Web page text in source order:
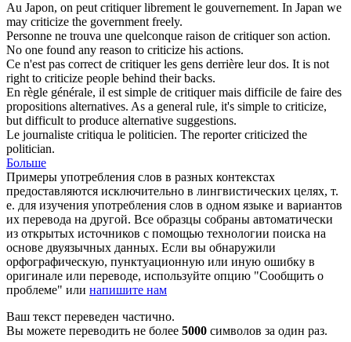
Au Japon, on peutcritiquerlibrement le gouvernement. In Japan we
may criticize the government freely.
Personne ne trouva une quelconque raison de critiquerson action.
No one found any reason to criticize his actions.
Ce n'est pas correct de critiquerles gens derrière leur dos. It is not
right to criticize people behind their backs.
En règle générale, il est simple de critiquermais difficile de faire des
propositions alternatives. As a general rule, it's simple to criticize,
but difficult to produce alternative suggestions.
Le journaliste critiqua le politicien. The reportercriticized the
politician.
Больше
Примеры употребления слов в разных контекстах
предоставляются исключительно в лингвистических целях, т.
е. для изучения употребления слов в одном языке и вариантов
их перевода на другой. Все образцы собраны автоматически
из открытых источников с помощью технологии поиска на
основе двуязычных данных. Если вы обнаружили
орфографическую, пунктуационную или иную ошибку в
оригинале или переводе, используйте опцию "Сообщить о
проблеме" или напишите нам
Ваш текст переведен частично.
Вы можете переводить не более 5000 символов за один раз.